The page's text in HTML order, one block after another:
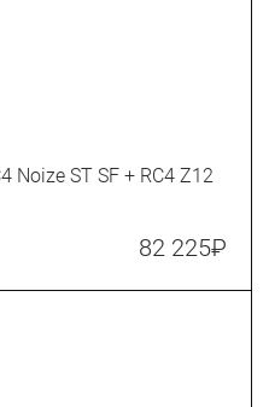
Noize ST SF + RC4 Z12
82 225₽